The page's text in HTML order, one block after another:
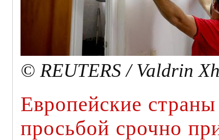
© REUTERS / Valdrin
Европейские
просьбой cрочно